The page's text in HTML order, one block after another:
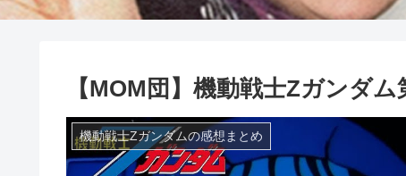
【MOM団】機動戦士Ζガンダ
機動戦士Zガンダムの感想まとめ